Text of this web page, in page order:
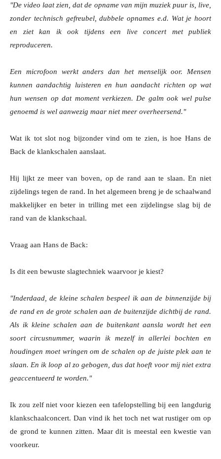
"De video laat zien, dat de opname van mijn muziek puur is, live,
zonder technisch gefreubel, dubbele opnames e.d. Wat je hoort
en ziet kan ik ook tijdens een live concert met publiek
reproduceren.
Een microfoon werkt anders dan het menselijk oor. Mensen
kunnen aandachtig luisteren en hun aandacht richten op wat
hun wensen op dat moment verkiezen. De galm ook wel pulse
genoemd is wel aanwezig maar niet meer overheersend."
Wat ik tot slot nog bijzonder vind om te zien, is hoe Hans de
Back de klankschalen aanslaat.
Hij lijkt ze meer van boven, op de rand aan te slaan. En niet
zijdelings tegen de rand. In het algemeen breng je de schaalwand
makkelijker en beter in trilling met een zijdelingse slag bij de
rand van de klankschaal.
Vraag aan Hans de Back:
Is dit een bewuste slagtechniek waarvoor je kiest?
"Inderdaad, de kleine schalen bespeel ik aan de binnenzijde bij
de rand en de grote schalen aan de buitenzijde dichtbij de rand.
Als ik kleine schalen aan de buitenkant aansla wordt het een
soort circusnummer, waarin ik mezelf in allerlei bochten en
houdingen moet wringen om de schalen op de juiste plek aan te
slaan. En ik loop al zo gebogen, dus dat hoeft voor mij niet extra
geaccentueerd te worden."
Ik zou zelf niet voor kiezen een tafelopstelling bij een langdurig
klankschaalconcert. Dan vind ik het toch net wat rustiger om op
de grond te kunnen zitten. Maar dit is meestal een kwestie van
voorkeur.